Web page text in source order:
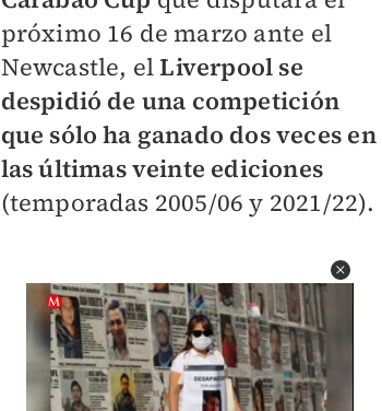
próximo 16 de marzo ante el
Newcastle, elLiverpool se
despidió de una competición
que sólo ha ganado dos veces en
las últimas veinte ediciones
(temporadas 2005/06 y 2021/22).